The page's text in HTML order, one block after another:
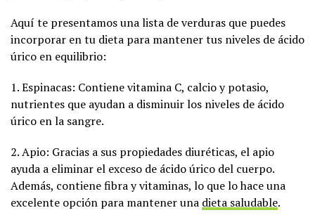
Aquí te presentamos una lista de verduras que puedes
incorporar en tu dieta para mantener tus niveles de ácido
úrico en equilibrio:
1. Espinacas: Contiene vitamina C, calcio y potasio,
nutrientes que ayudan a disminuir los niveles de ácido
úrico en la sangre.
2. Apio: Gracias a sus propiedades diuréticas, el apio
ayuda a eliminar el exceso de ácido úrico del cuerpo.
Además, contiene fibra y vitaminas, lo que lo hace una
excelente opción para mantener una dieta saludable.